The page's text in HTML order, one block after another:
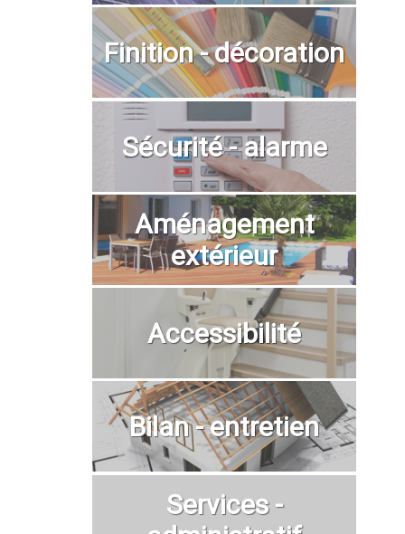
Finition - décoration
Sécurité - alarme
Aménagement
extérieur
Accessibilité
Bilan - entretien
Services -